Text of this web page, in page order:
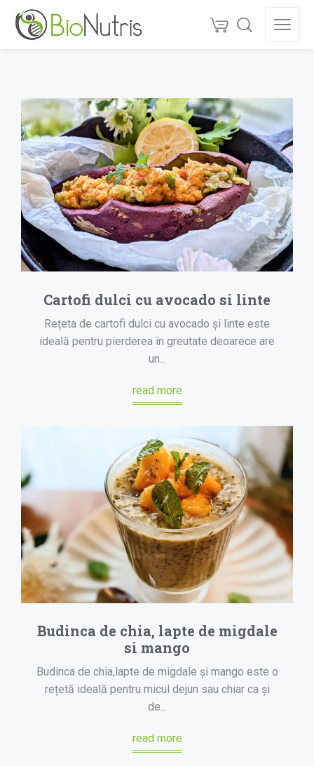
Cartofi dulci cu avocado si linte
Rețeta de cartofi dulci cu avocado și linte este
ideală pentru pierderea în greutate deoarece are
un...
read more
Budinca de chia, lapte de migdale
si mango
Budinca de chia,lapte de migdale și mango este o
rețetă ideală pentru micul dejun sau chiar ca și
de...
read more